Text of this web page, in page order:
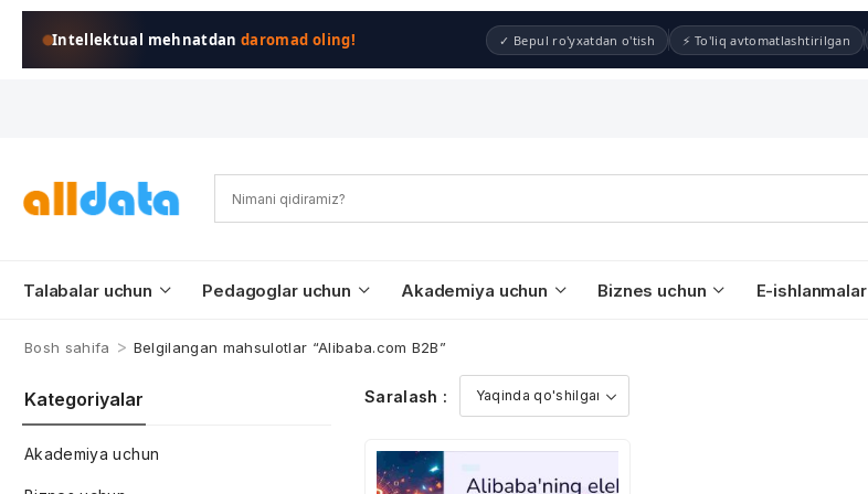
Intellektual mehnatdandaromad oling! ✓ Bepul ro'yxatdan o'tish ⚡ To'liq avtomatlashtirilgan
Talabalar uchun Pedagoglar uchun Akademiya uchun Biznes uchun E-ishlanmalar
Bosh sahifa > Belgilangan mahsulotlar “Alibaba.com B2B”
Kategoriyalar
Akademiya uchun
Saralash :